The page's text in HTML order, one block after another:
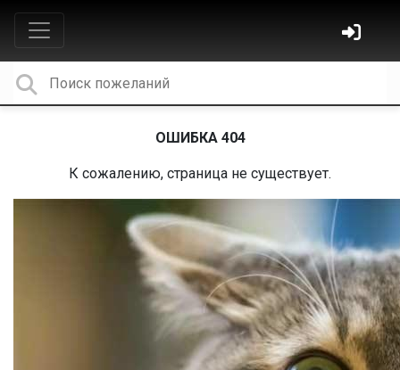
ОШИБКА 404
К сожалению, страница не существует.